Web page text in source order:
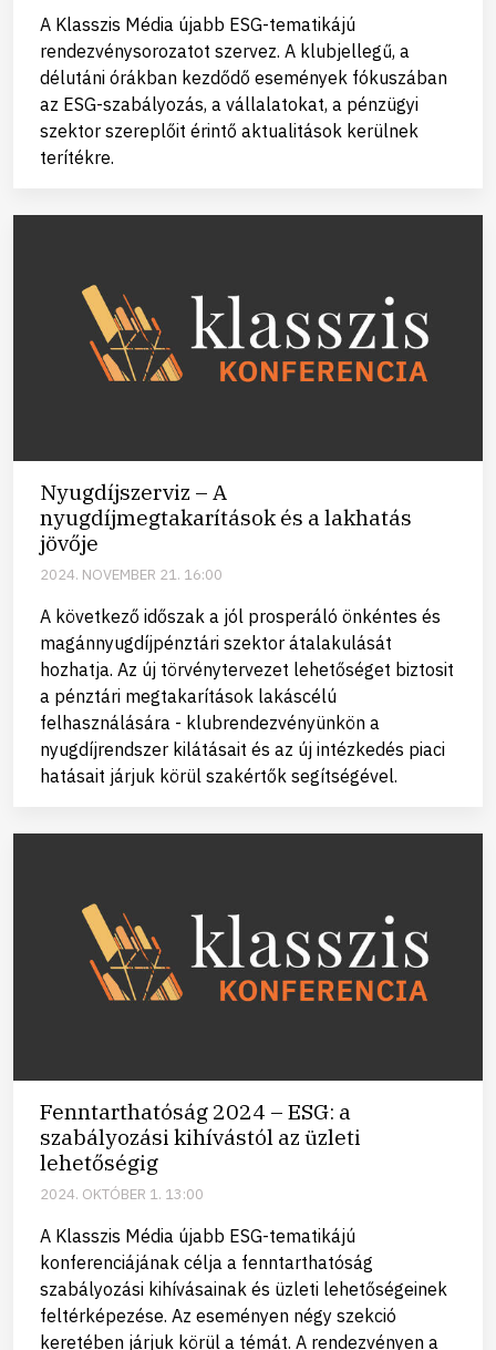
A Klasszis Média újabb ESG-tematikájú
rendezvénysorozatot szervez. A klubjellegű, a
délutáni órákban kezdődő események fókuszában
az ESG-szabályozás, a vállalatokat, a pénzügyi
szektor szereplőit érintő aktualitások kerülnek
terítékre.
Nyugdíjszerviz – A
nyugdíjmegtakarítások és a lakhatás
jövője
2024. NOVEMBER 21. 16:00
A következő időszak a jól prosperáló önkéntes és
magánnyugdíjpénztári szektor átalakulását
hozhatja. Az új törvénytervezet lehetőséget biztosit
a pénztári megtakarítások lakáscélú
felhasználására - klubrendezvényünkön a
nyugdíjrendszer kilátásait és az új intézkedés piaci
hatásait járjuk körül szakértők segítségével.
Fenntarthatóság 2024 – ESG: a
szabályozási kihívástól az üzleti
lehetőségig
2024. OKTÓBER 1. 13:00
A Klasszis Média újabb ESG-tematikájú
konferenciájának célja a fenntarthatóság
szabályozási kihívásainak és üzleti lehetőségeinek
feltérképezése. Az eseményen négy szekció
keretében járjuk körül a témát. A rendezvényen a